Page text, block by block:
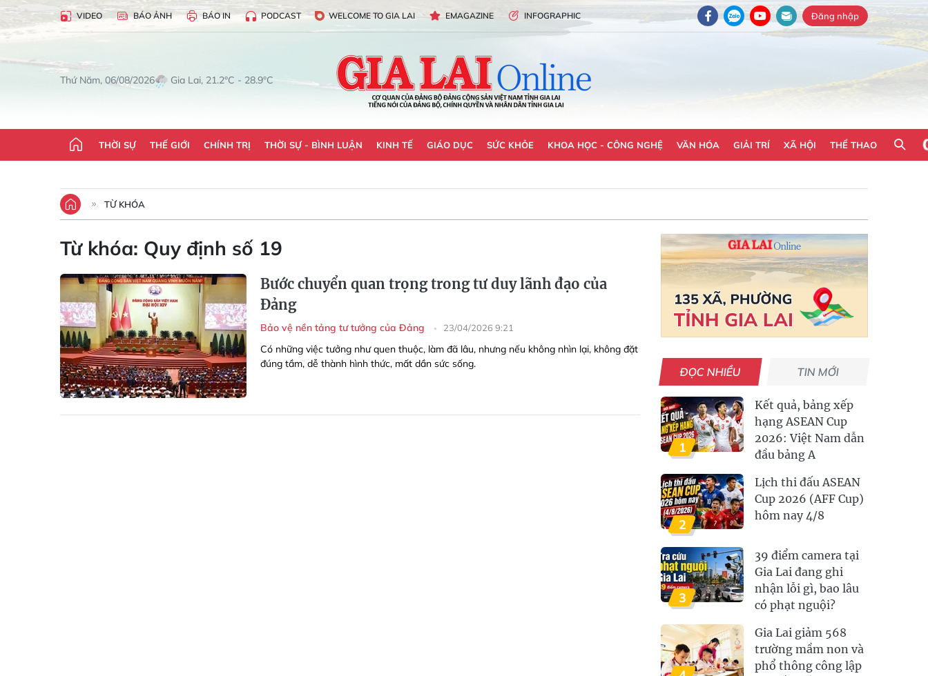
VIDEO BÁO ẢNH BÁO IN PODCAST WELCOME TO GIA LAI EMAGAZINE INFOGRAPHIC Đăng nhập
Thứ Năm, 06/08/2026 Gia Lai, 21.2°C - 28.9°C
THỜI SỰ THẾ GIỚI CHÍNH TRỊ THỜI SỰ - BÌNH LUẬN KINH TẾ GIÁO DỤC SỨC KHỎE KHOA HỌC - CÔNG NGHỆ VĂN HÓA GIẢI TRÍ XÃ HỘI THỂ THAO
TỪ KHÓA
Từ khóa: Quy định số 19
Bước chuyển quan trọng trong tư duy lãnh đạo của
Đảng
Bảo vệ nền tảng tư tưởng của Đảng 23/04/2026 9:21
Có những việc tưởng như quen thuộc, làm đã lâu, nhưng nếu không nhìn lại, không đặt
đúng tầm, dễ thành hình thức, mất dần sức sống.
ĐỌC NHIỀU TIN MỚI
1
Kết quả, bảng xếp
hạng ASEAN Cup
2026: Việt Nam dẫn
đầu bảng A
2
Lịch thi đấu ASEAN
Cup 2026 (AFF Cup)
hôm nay 4/8
3
39 điểm camera tại
Gia Lai đang ghi
nhận lỗi gì, bao lâu
có phạt nguội?
Gia Lai giảm 568
trường mầm non và
phổ thông công lập